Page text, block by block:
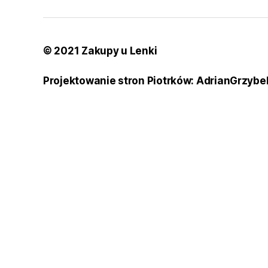
© 2021 Zakupy u Lenki
Projektowanie stron Piotrków: